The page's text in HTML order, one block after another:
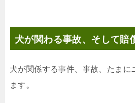
犬が関わる事故、そして賠
犬が関係する事件、事故、たまに
ます。